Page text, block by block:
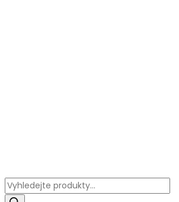
Products